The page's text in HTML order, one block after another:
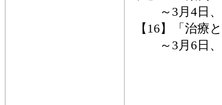
～3月4日、
【16】「治療
～3月6日、